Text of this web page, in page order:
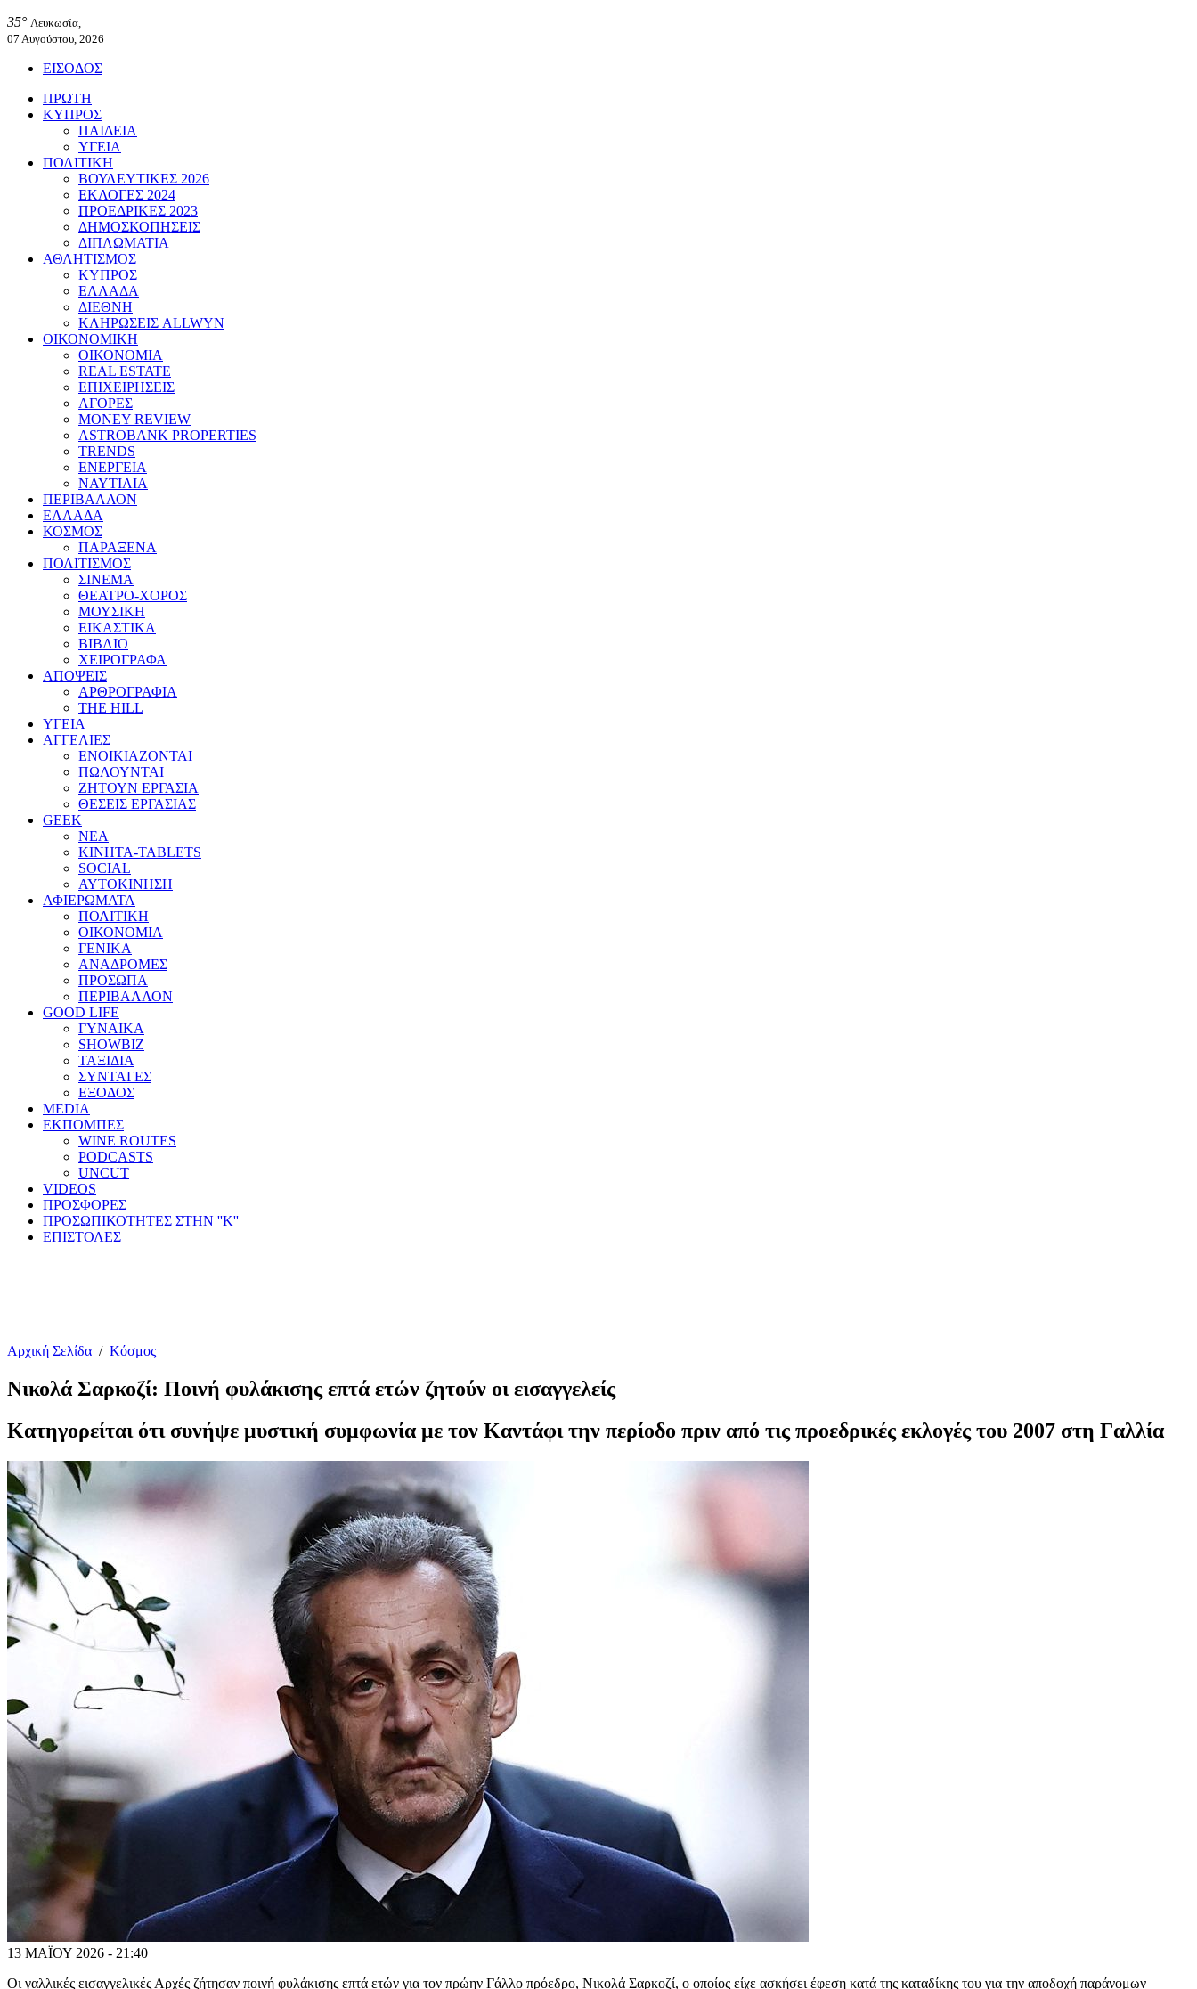
35° Λευκωσία,
07 Αυγούστου, 2026
ΕΙΣΟΔΟΣ
ΠΡΩΤΗ
ΚΥΠΡΟΣ
ΠΑΙΔΕΙΑ
ΥΓΕΙΑ
ΠΟΛΙΤΙΚΗ
ΒΟΥΛΕΥΤΙΚΕΣ 2026
ΕΚΛΟΓΕΣ 2024
ΠΡΟΕΔΡΙΚΕΣ 2023
ΔΗΜΟΣΚΟΠΗΣΕΙΣ
ΔΙΠΛΩΜΑΤΙΑ
ΑΘΛΗΤΙΣΜΟΣ
ΚΥΠΡΟΣ
ΕΛΛΑΔΑ
ΔΙΕΘΝΗ
ΚΛΗΡΩΣΕΙΣ ALLWYN
ΟΙΚΟΝΟΜΙΚΗ
ΟΙΚΟΝΟΜΙΑ
REAL ESTATE
ΕΠΙΧΕΙΡΗΣΕΙΣ
ΑΓΟΡΕΣ
MONEY REVIEW
ASTROBANK PROPERTIES
TRENDS
ΕΝΕΡΓΕΙΑ
ΝΑΥΤΙΛΙΑ
ΠΕΡΙΒΑΛΛΟΝ
ΕΛΛΑΔΑ
ΚΟΣΜΟΣ
ΠΑΡΑΞΕΝΑ
ΠΟΛΙΤΙΣΜΟΣ
ΣΙΝΕΜΑ
ΘΕΑΤΡΟ-ΧΟΡΟΣ
ΜΟΥΣΙΚΗ
ΕΙΚΑΣΤΙΚΑ
ΒΙΒΛΙΟ
ΧΕΙΡΟΓΡΑΦΑ
ΑΠΟΨΕΙΣ
ΑΡΘΡΟΓΡΑΦΙΑ
THE HILL
ΥΓΕΙΑ
ΑΓΓΕΛΙΕΣ
ΕΝΟΙΚΙΑΖΟΝΤΑΙ
ΠΩΛΟΥΝΤΑΙ
ΖΗΤΟΥΝ ΕΡΓΑΣΙΑ
ΘΕΣΕΙΣ ΕΡΓΑΣΙΑΣ
GEEK
ΝΕΑ
ΚΙΝΗΤΑ-TABLETS
SOCIAL
ΑΥΤΟΚΙΝΗΣΗ
ΑΦΙΕΡΩΜΑΤΑ
ΠΟΛΙΤΙΚΗ
ΟΙΚΟΝΟΜΙΑ
ΓΕΝΙΚΑ
ΑΝΑΔΡΟΜΕΣ
ΠΡΟΣΩΠΑ
ΠΕΡΙΒΑΛΛΟΝ
GOOD LIFE
ΓΥΝΑΙΚΑ
SHOWBIZ
ΤΑΞΙΔΙΑ
ΣΥΝΤΑΓΕΣ
ΕΞΟΔΟΣ
MEDIA
ΕΚΠΟΜΠΕΣ
WINE ROUTES
PODCASTS
UNCUT
VIDEOS
ΠΡΟΣΦΟΡΕΣ
ΠΡΟΣΩΠΙΚΟΤΗΤΕΣ ΣΤΗΝ ''Κ''
ΕΠΙΣΤΟΛΕΣ
Αρχική Σελίδα / Κόσμος
Νικολά Σαρκοζί: Ποινή φυλάκισης επτά ετών ζητούν οι εισαγγελείς
Κατηγορείται ότι συνήψε μυστική συμφωνία με τον Καντάφι την περίοδο πριν από τις προεδρικές εκλογές του 2007 στη Γαλλία
13 ΜΑΪΟΥ 2026 - 21:40
Οι γαλλικές εισαγγελικές Αρχές ζήτησαν ποινή φυλάκισης επτά ετών για τον πρώην Γάλλο πρόεδρο, Νικολά Σαρκοζί, ο οποίος είχε ασκήσει έφεση κατά της καταδίκης του για την αποδοχή παράνομων